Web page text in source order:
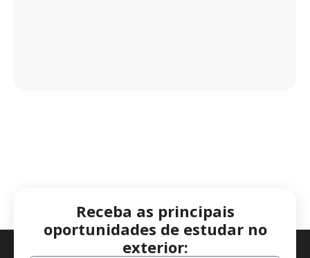
Receba as principais
oportunidades de estudar no
exterior: